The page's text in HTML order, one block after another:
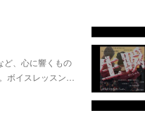
ど、心に響くもの
ボイスレッスン…